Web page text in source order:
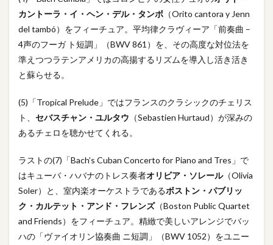
カントーラ・イ・ヘン・デル・タンボ （Orito cantora y Jenn
del tambó）をフィーチュア。平均律クラヴィーア「前奏曲 –
4声のフーガ ト短調」（BWV 861）を、その高度な対位法を
準えつつラテンアメリカの高揚するリズムを導入し活き活き
と蘇らせる。
(5)「Tropical Prelude」ではフランスのクラシックのチェリス
ト、 セバスチャン・ユルタウ （Sebastien Hurtaud）が深みの
あるチェロを聴かせてくれる。
ラストの(7)「Bach’s Cuban Concerto for Piano and Tres」で
はキューバ・ハバナのトレス奏者オリビア・ソレール（Olivia
Soler）と、室内楽オーケストラであるボストン・パブリッ
ク・カルテット・アンド・フレンズ（Boston Public Quartet
and Friends）をフィーチュア。精緻で美しいアレンジでバッ
ハの「ヴァイオリン協奏曲 ニ短調」（BWV 1052）をユニー